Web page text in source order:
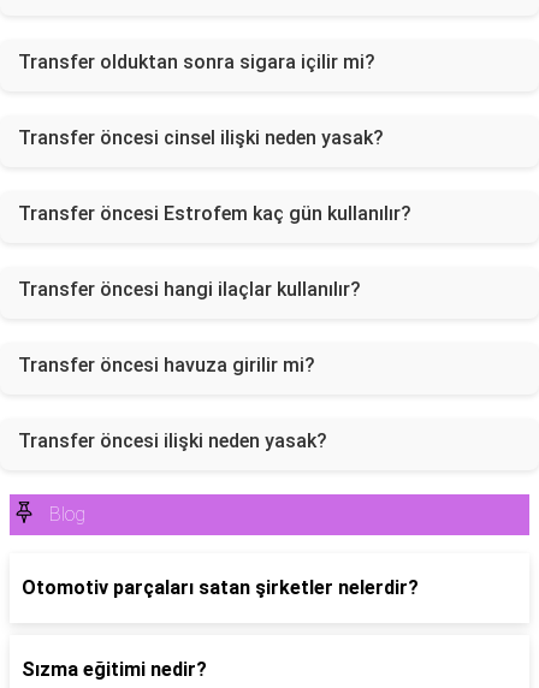
Transfer olduktan sonra sigara içilir mi?
Transfer öncesi cinsel ilişki neden yasak?
Transfer öncesi Estrofem kaç gün kullanılır?
Transfer öncesi hangi ilaçlar kullanılır?
Transfer öncesi havuza girilir mi?
Transfer öncesi ilişki neden yasak?
Blog
Otomotiv parçaları satan şirketler nelerdir?
Sızma eğitimi nedir?